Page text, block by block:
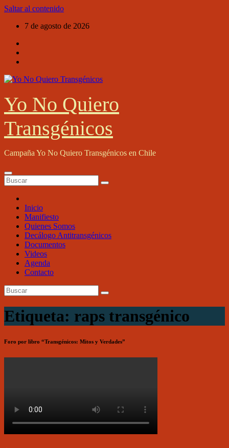
Saltar al contenido
7 de agosto de 2026
Yo No Quiero
Transgénicos
Campaña Yo No Quiero Transgénicos en Chile
Inicio
Manifiesto
Quienes Somos
Decálogo Antitransgénicos
Documentos
Videos
Agenda
Contacto
Etiqueta: raps transgénico
Foro por libro “Transgénicos: Mitos y Verdades”